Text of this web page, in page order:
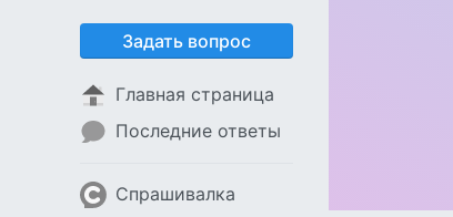
Задать вопрос
Главная страница
Последние ответы
Спрашивалка